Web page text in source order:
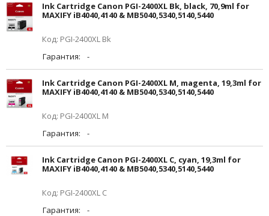
Ink Cartridge Canon PGI-2400XL Bk, black, 70,9ml for
MAXIFY iB4040,4140 & MB5040,5340,5140,5440
Код: PGI-2400XL Bk
Гарантия:
-
Ink Cartridge Canon PGI-2400XL M, magenta, 19,3ml for
MAXIFY iB4040,4140 & MB5040,5340,5140,5440
Код: PGI-2400XL M
Гарантия:
-
Ink Cartridge Canon PGI-2400XL C, cyan, 19,3ml for
MAXIFY iB4040,4140 & MB5040,5340,5140,5440
Код: PGI-2400XL C
Гарантия:
-